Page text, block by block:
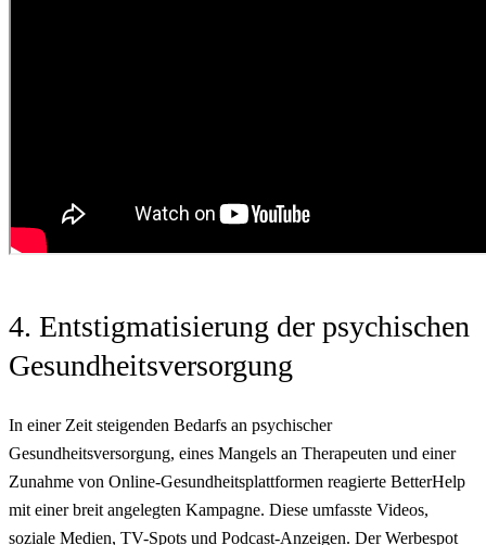
4. Entstigmatisierung der psychischen
Gesundheitsversorgung
In einer Zeit steigenden Bedarfs an psychischer
Gesundheitsversorgung, eines Mangels an Therapeuten und einer
Zunahme von Online-Gesundheitsplattformen reagierte BetterHelp
mit einer breit angelegten Kampagne. Diese umfasste Videos,
soziale Medien, TV-Spots und Podcast-Anzeigen. DerWerbespot